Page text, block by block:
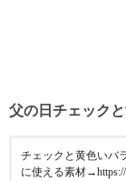
父の日チェック
チェックと黄色いバ
に使える素材